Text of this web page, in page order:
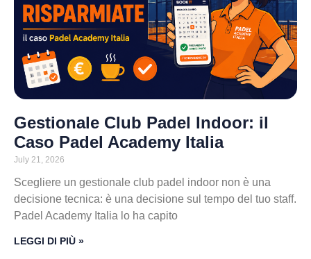
Gestionale Club Padel Indoor: il
Caso Padel Academy Italia
July 21, 2026
Scegliere un gestionale club padel indoor non è una
decisione tecnica: è una decisione sul tempo del tuo staff.
Padel Academy Italia lo ha capito
LEGGI DI PIÙ »